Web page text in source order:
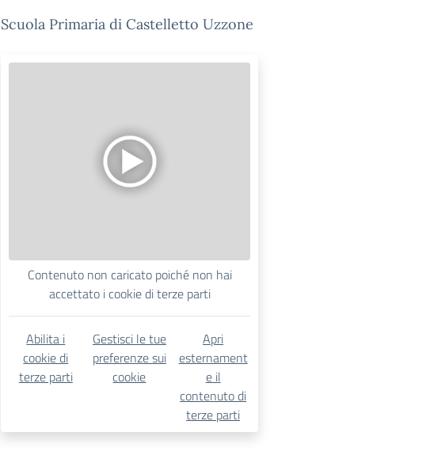
Scuola Primaria di Castelletto Uzzone
Contenuto non caricato poiché non hai
accettato i cookie di terze parti
Abilita i
cookie di
terze parti
Gestisci le tue
preferenze sui
cookie
Apri
esternament
e il
contenuto di
terze parti